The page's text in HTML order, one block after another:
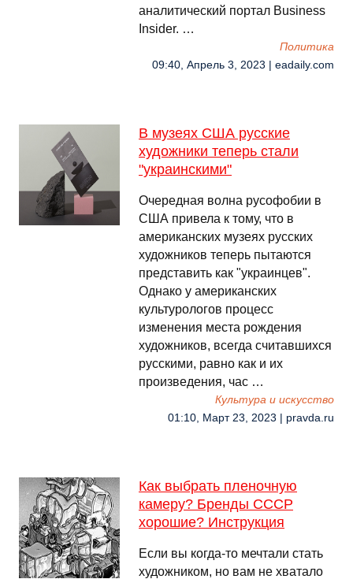
аналитический портал Business
Insider. …
Политика
09:40, Апрель 3, 2023 | eadaily.com
В музеях США русские
художники теперь стали
"украинскими"
Очередная волна русофобии в
США привела к тому, что в
американских музеях русских
художников теперь пытаются
представить как "украинцев".
Однако у американских
культурологов процесс
изменения места рождения
художников, всегда считавшихся
русскими, равно как и их
произведения, час …
Культура и искусство
01:10, Март 23, 2023 | pravda.ru
Как выбрать пленочную
камеру? Бренды СССР
хорошие? Инструкция
Если вы когда-то мечтали стать
художником, но вам не хватало